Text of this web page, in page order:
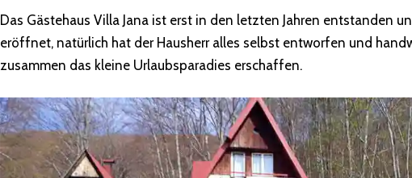
Das Gästehaus Villa Jana ist erst in den letzten Jahren entstanden
eröffnet, natürlich hat der Hausherr alles selbst entworfen und
zusammen das kleine Urlaubsparadies erschaffen.